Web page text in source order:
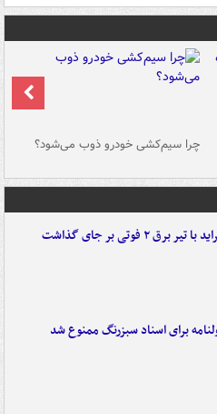
چرا سیم‌کشی خودرو ذوب می‌شود؟
برق ۲ فوتی بر جای گذاشت
برای اسناد سبزرنگ ممنوع شد